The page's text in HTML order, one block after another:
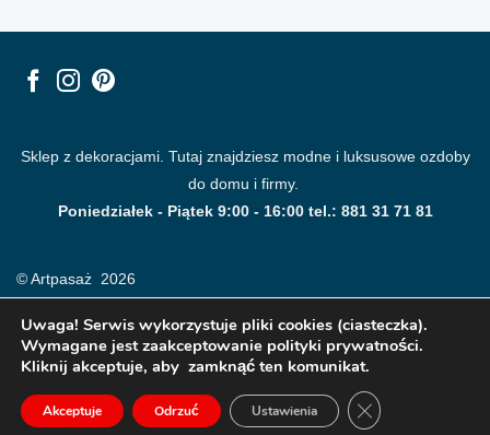
Sklep z dekoracjami. Tutaj znajdziesz modne i luksusowe ozdoby
do domu i firmy.
Poniedziałek - Piątek 9:00 - 16:00 tel.: 881 31 71 81
© Artpasaż 2026
Modne plakaty, obrazy, fototapety i dekoracje na ściany.
Uwaga! Serwis wykorzystuje pliki cookies (ciasteczka).
Wymagane jest zaakceptowanie polityki prywatności.
Kliknij akceptuje, aby zamknąć ten komunikat.
Akceptuje Odrzuć Ustawienia ZAMKNIJ